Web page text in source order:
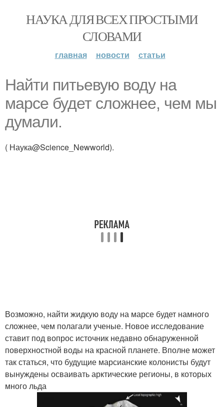
НАУКА ДЛЯ ВСЕХ ПРОСТЫМИ
СЛОВАМИ
главная новости статьи
Найти питьевую воду на
марсе будет сложнее, чем мы
думали.
( Наука@Science_Newworld).
Возможно, найти жидкую воду на марсе будет намного
сложнее, чем полагали ученые. Новое исследование
ставит под вопрос источник недавно обнаруженной
поверхностной воды на красной планете. Вполне может
так статься, что будущие марсианские колонисты будут
вынуждены осваивать арктические регионы, в которых
много льда